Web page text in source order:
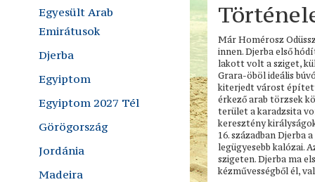
Egyesült Arab
Emirátusok
Djerba
Egyiptom
Egyiptom 2027 Tél
Görögország
Jordánia
Madeira
Már Homérosz
innen. Djerba első
lakott volt a sziget,
Grara-öböl ideális
kiterjedt várost
érkező arab törzsek
terület a karadzsita
keresztény
16. században
legügyesebb kalózai.
szigeten. Djerba ma
kézművességből él,